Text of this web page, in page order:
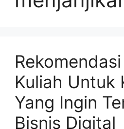
Kuliah Untuk
Yang Ingin
Bisnis Digital